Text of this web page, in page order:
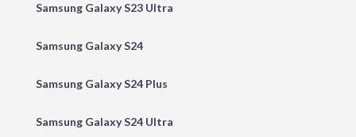
Samsung Galaxy S23 Ultra
Samsung Galaxy S24
Samsung Galaxy S24 Plus
Samsung Galaxy S24 Ultra